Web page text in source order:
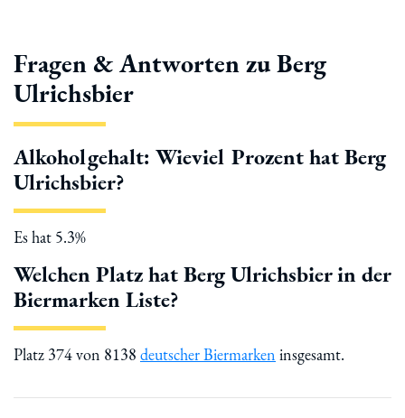
Fragen & Antworten zu Berg
Ulrichsbier
Alkoholgehalt: Wieviel Prozent hat Berg
Ulrichsbier?
Es hat 5.3%
Welchen Platz hat Berg Ulrichsbier in der
Biermarken Liste?
Platz 374 von 8138 deutscher Biermarken insgesamt.